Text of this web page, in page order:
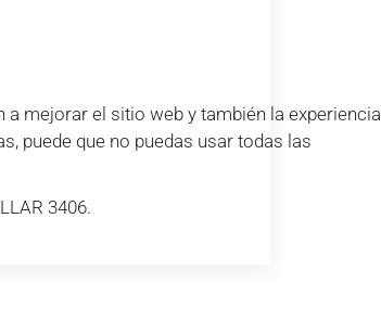
3406.
mejorar el sitio web y también la experiencia
puede que no puedas usar todas las